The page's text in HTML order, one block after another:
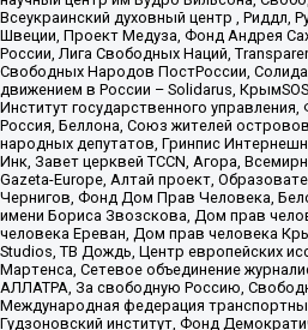
Всеукраинский духовный центр , Риддл,
Швеции, Проект Медуза, Фонд Андрея
России, Лига Свободных Наций,
Свободных Народов ПостРоссии,
движением в России – Solidarus,
Институт государственного
Россия, Беллона, Союз жителей
народных депутатов, Гринпис
Инк, Завет церквей TCCN, Агора,
Gazeta-Europe, Алтай проект,
Чернигов, Фонд Дом Прав Человека,
имени Бориса Звозскова, Дом прав
человека Ереван, Дом прав человека
Studios, ТВ Дождь, Центр европейских
Мартенса, Сетевое объединение
АЛЛАТРА, За свободную Россию,
Международная федерация
Гудзоновский институт, Фонд